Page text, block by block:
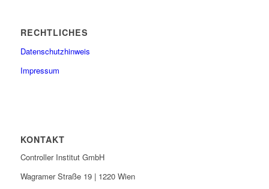
RECHTLICHES
Datenschutzhinweis
Impressum
KONTAKT
Controller Institut GmbH
Wagramer Straße 19 | 1220 Wien